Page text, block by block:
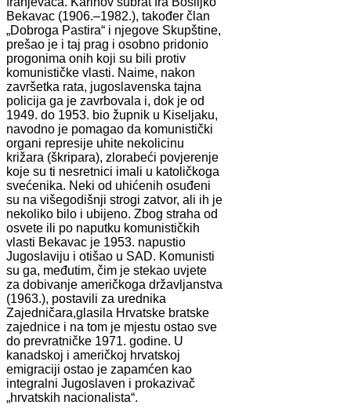
Bekavac (1906.–1982.), također član
„Dobroga Pastira“ i njegove Skupštine,
prešao je i taj prag i osobno pridonio
progonima onih koji su bili protiv
komunističke vlasti. Naime, nakon
završetka rata, jugoslavenska tajna
policija ga je zavrbovala i, dok je od
1949. do 1953. bio župnik u Kiseljaku,
navodno je pomagao da komunistički
organi represije uhite nekolicinu
križara (škripara), zlorabeći povjerenje
koje su ti nesretnici imali u katoličkoga
svećenika. Neki od uhićenih osuđeni
su na višegodišnji strogi zatvor, ali ih je
nekoliko bilo i ubijeno. Zbog straha od
osvete ili po naputku komunističkih
vlasti Bekavac je 1953. napustio
Jugoslaviju i otišao u SAD. Komunisti
su ga, međutim, čim je stekao uvjete
za dobivanje američkoga državljanstva
(1963.), postavili za urednika
Zajedničara,glasila Hrvatske bratske
zajednice i na tom je mjestu ostao sve
do prevratničke 1971. godine. U
kanadskoj i američkoj hrvatskoj
emigraciji ostao je zapamćen kao
integralni Jugoslaven i prokazivač
„hrvatskih nacionalista“.